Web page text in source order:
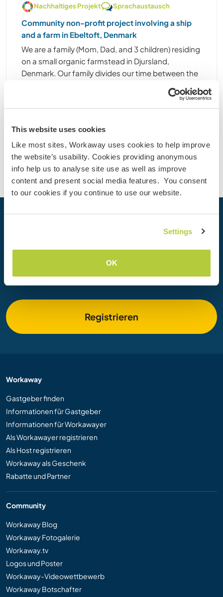
This website uses cookies
Like most sites, Workaway uses cookies to help improve
the website’s usability. Cookies providing anonymous
info help us to analyse site use as well as improve
content and present social media features. You consent
to our cookies if you continue to use our website.
Settings
OK
Nachhaltiges Projekt
Sprachaustausch
Community non-profit project involving a ship
and a farm in Ebeltoft, Denmark
We are a family (Mom, Dad, and 3 children) residing
on a small organic farmstead in Djursland,
Denmark. Our family divides our time between the
from the Cold War. Its a non profit, volunteer
based, ......
erlebe einzigartige Reiseerfahrungen mit mehr als 50.000
Möglichkeiten weltweit.
Registrieren
Workaway
Gastgeber finden
Informationen für Gastgeber
Informationen für Workawayer
Als Workawayer registrieren
Als Host registrieren
Workaway als Geschenk
Rabatte und Partner
Community
Workaway Blog
Workaway Fotogalerie
Workaway.tv
Logos und Poster
Workaway-Videowettbewerb
Workaway Botschafter